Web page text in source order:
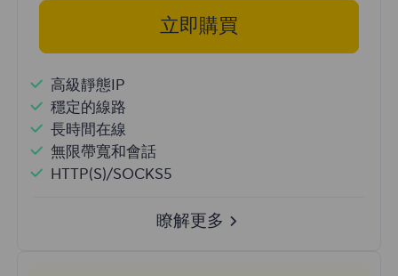
立即購買
高級靜態IP
穩定的線路
長時間在線
無限帶寬和會話
HTTP(S)/SOCKS5
瞭解更多